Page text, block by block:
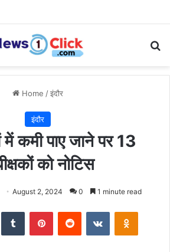
Home /इंदौर
इंदौर
में कमी पाए जाने पर 13
को नोटिस
email
August 2, 2024 0 1 minute read
Tumblr PinterestReddit VKontakte